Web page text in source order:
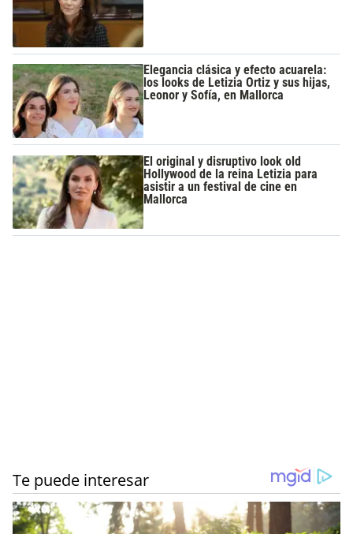
Elegancia clásica y efecto acuarela:
los looks de Letizia Ortiz y sus hijas,
Leonor y Sofía, en Mallorca
El original y disruptivo look old
Hollywood de la reina Letizia para
asistir a un festival de cine en
Mallorca